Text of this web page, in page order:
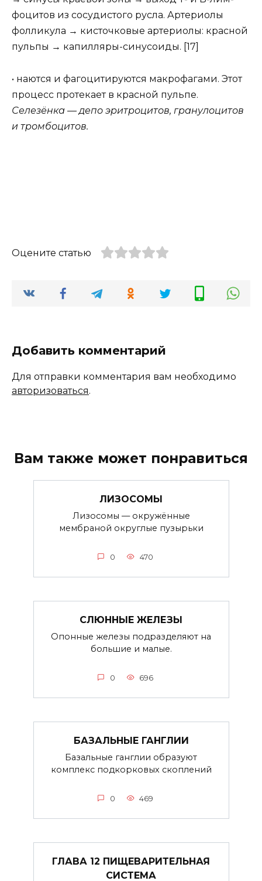
фоцитов из сосудистого русла. Артериолы
фолликула → кисточковые артериолы: красной
пульпы → капилляры-синусоиды. [17]
• наются и фагоцитируются макрофагами. Этот
процесс протекает в красной пульпе.
Селезёнка — депо эритроцитов, гранулоцитов
и тромбоцитов.
Оцените статью
Добавить комментарий
Для отправки комментария вам необходимо
авторизоваться.
Вам также может понравиться
ЛИЗОСОМЫ
Лизосомы — окружённые
мембраной округлые пузырьки
0 470
СЛЮННЫЕ ЖЕЛЕЗЫ
Опонные железы подразделяют на
большие и малые.
0 696
БАЗАЛЬНЫЕ ГАНГЛИИ
Базальные ганглии образуют
комплекс подкорковых скоплений
0 469
ГЛАВА 12 ПИЩЕВАРИТЕЛЬНАЯ
СИСТЕМА